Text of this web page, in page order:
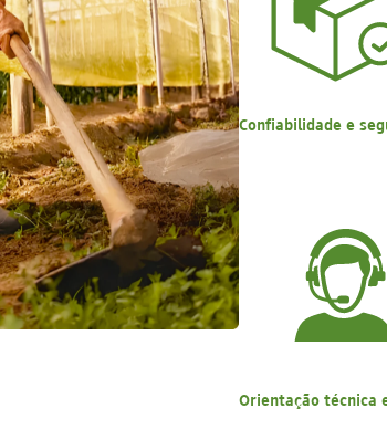
Confiabilidade e
Orientação técnica